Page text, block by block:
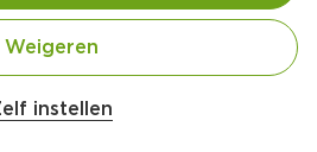
instellen
Weigeren